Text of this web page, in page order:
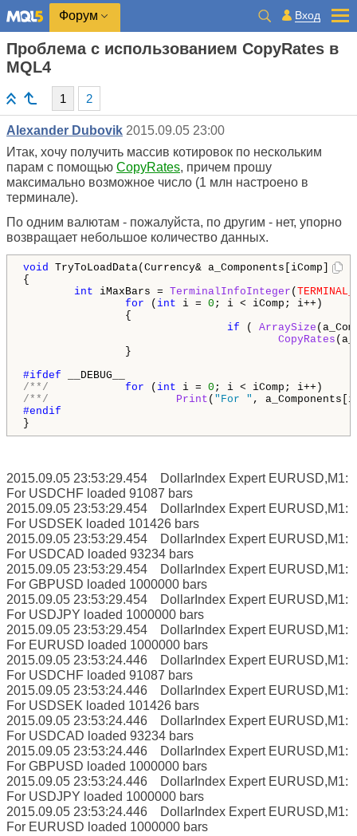
Форум Вход
Проблема с использованием CopyRates в
MQL4
1 2
Alexander Dubovik 2015.09.05 23:00
Итак, хочу получить массив котировок по нескольким
парам с помощью CopyRates, причем прошу
максимально возможное число (1 млн настроено в
терминале).
По одним валютам - пожалуйста, по другим - нет, упорно
возвращает небольшое количество данных.
void TryToLoadData(Currency& a_Components[iComp])
{
int iMaxBars = TerminalInfoInteger (
for ( int i = 0 ; i < iComp; i++)
{
if ( ArraySize
CopyRates
}
#ifdef
/**/
for ( int i = 0
/**/
Print ( "For " ,
}
2015.09.05 23:53:29.454 DollarIndex Expert EURUSD,M1:
For USDCHF loaded 91087 bars
2015.09.05 23:53:29.454 DollarIndex Expert EURUSD,M1:
For USDSEK loaded 101426 bars
2015.09.05 23:53:29.454 DollarIndex Expert EURUSD,M1:
For USDCAD loaded 93234 bars
2015.09.05 23:53:29.454 DollarIndex Expert EURUSD,M1:
For GBPUSD loaded 1000000 bars
2015.09.05 23:53:29.454 DollarIndex Expert EURUSD,M1:
For USDJPY loaded 1000000 bars
2015.09.05 23:53:29.454 DollarIndex Expert EURUSD,M1:
For EURUSD loaded 1000000 bars
2015.09.05 23:53:24.446 DollarIndex Expert EURUSD,M1:
For USDCHF loaded 91087 bars
2015.09.05 23:53:24.446 DollarIndex Expert EURUSD,M1:
For USDSEK loaded 101426 bars
2015.09.05 23:53:24.446 DollarIndex Expert EURUSD,M1:
For USDCAD loaded 93234 bars
2015.09.05 23:53:24.446 DollarIndex Expert EURUSD,M1:
For GBPUSD loaded 1000000 bars
2015.09.05 23:53:24.446 DollarIndex Expert EURUSD,M1:
For USDJPY loaded 1000000 bars
2015.09.05 23:53:24.446 DollarIndex Expert EURUSD,M1:
For EURUSD loaded 1000000 bars